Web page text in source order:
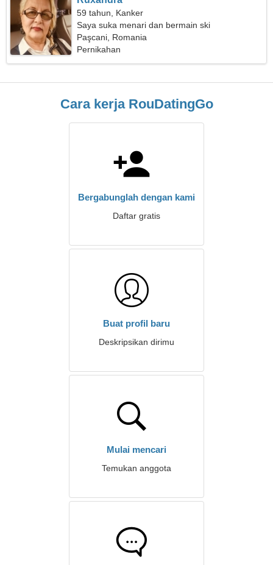
59 tahun, Kanker
Saya suka menari dan bermain ski
Paşcani, Romania
Pernikahan
Cara kerja RouDatingGo
Bergabunglah dengan kami
Daftar gratis
Buat profil baru
Deskripsikan dirimu
Mulai mencari
Temukan anggota